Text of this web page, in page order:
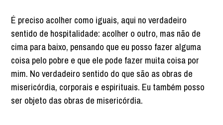
É preciso acolher como iguais, aqui no verdadeiro
sentido de hospitalidade: acolher o outro, mas não de
cima para baixo, pensando que eu posso fazer alguma
coisa pelo pobre e que ele pode fazer muita coisa por
mim. No verdadeiro sentido do que são as obras de
misericórdia, corporais e espirituais. Eu também posso
ser objeto das obras de misericórdia.